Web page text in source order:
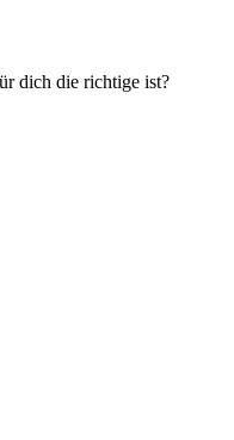
dich die richtige ist?